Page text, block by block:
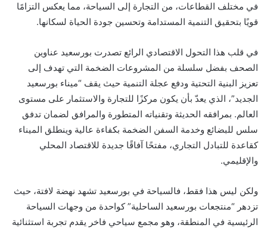
في مختلف القطاعات، من التجارة إلى السياحة، مما يعكس التزامًا
قويًا بتحقيق التنمية المستدامة وتحسين جودة الحياة لسكانها.
في قلب هذا التحول الاقتصادي الرائع تصدرت بورسعيد عناوين
الصحف بفضل سلسلة من المشروعات الضخمة التي تهدف إلى
تعزيز البنية التحتية ودفع عجلة التنمية حيث يقف “ميناء بورسعيد
الجديد”، الذي يعدّ بأن يكون مركزًا للتجارة والاستثمار على مستوى
العالم. بمرافقه الحديثة وتقنياته المتطورة والمرافق لضمان تدفق
سلس للبضائع وخدمة السفن الضخمة بكفاءة عالية وينطلق الميناء
كقاعدة للتبادل التجاري، مفتحًا آفاقًا جديدة للاقتصاد المحلي
والإقليمي.
ولكن ليس هذا فقط، فالسياحة في بورسعيد تشهد نهضة لافتة، حيث
تزدهر “منتجعات بورسعيد الساحلية” كواحدة من وجهات السياحة
الرئيسية في المنطقة، وهو مجمع سياحي فاخر يقدم تجربة استثنائية